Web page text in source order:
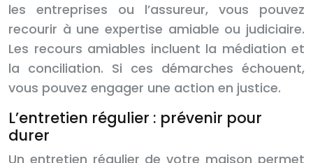
les entreprises ou l’assureur, vous pouvez
recourir à une expertise amiable ou judiciaire.
Les recours amiables incluent la médiation et
la conciliation. Si ces démarches échouent,
vous pouvez engager une action en justice.
L’entretien régulier : prévenir pour
durer
Un entretien régulier de votre maison permet